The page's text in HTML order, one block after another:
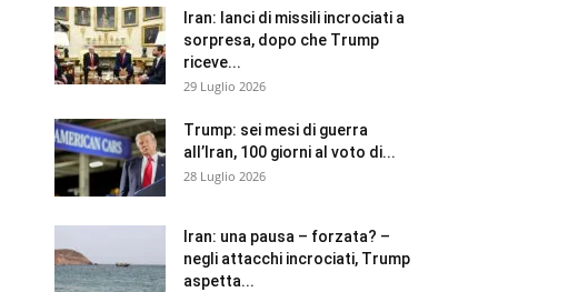
Iran: lanci di missili incrociati a
sorpresa, dopo che Trump
riceve...
29 Luglio 2026
Trump: sei mesi di guerra
all’Iran, 100 giorni al voto di...
28 Luglio 2026
Iran: una pausa – forzata? –
negli attacchi incrociati, Trump
aspetta...